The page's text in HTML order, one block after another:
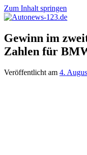
Zum Inhalt springen
Autonews-
123.de
Autonews
mit
Charme
Gewinn im
Zahlen für
Veröffentlicht am 4.